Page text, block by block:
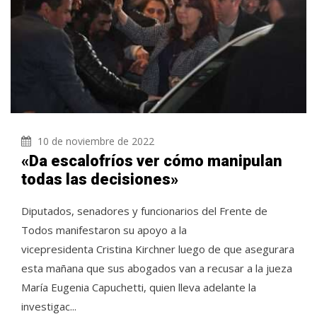
10 de noviembre de 2022
«Da escalofríos ver cómo manipulan
todas las decisiones»
Diputados, senadores y funcionarios del Frente de
Todos manifestaron su apoyo a la
vicepresidenta Cristina Kirchner luego de que asegurara
esta mañana que sus abogados van a recusar a la jueza
María Eugenia Capuchetti, quien lleva adelante la
investigac...